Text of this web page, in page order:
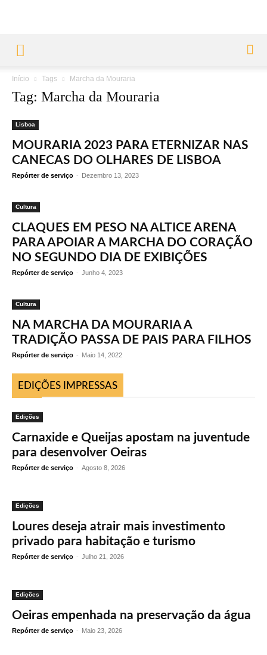
Início Tags Marcha da Mouraria
Tag: Marcha da Mouraria
Lisboa
MOURARIA 2023 PARA ETERNIZAR NAS
CANECAS DO OLHARES DE LISBOA
Repórter de serviço - Dezembro 13, 2023
Cultura
CLAQUES EM PESO NA ALTICE ARENA
PARA APOIAR A MARCHA DO CORAÇÃO
NO SEGUNDO DIA DE EXIBIÇÕES
Repórter de serviço - Junho 4, 2023
Cultura
NA MARCHA DA MOURARIA A
TRADIÇÃO PASSA DE PAIS PARA FILHOS
Repórter de serviço - Maio 14, 2022
EDIÇÕES IMPRESSAS
Edições
Carnaxide e Queijas apostam na juventude
para desenvolver Oeiras
Repórter de serviço - Agosto 8, 2026
Edições
Loures deseja atrair mais investimento
privado para habitação e turismo
Repórter de serviço - Julho 21, 2026
Edições
Oeiras empenhada na preservação da água
Repórter de serviço - Maio 23, 2026